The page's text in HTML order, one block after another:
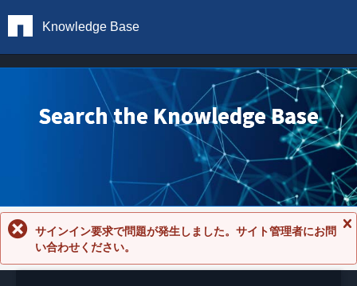
Knowledge Base
Search the Knowledge Base
セ
サインイン要求で問題が発生しました。サイト管理者にお問
い合わせください。